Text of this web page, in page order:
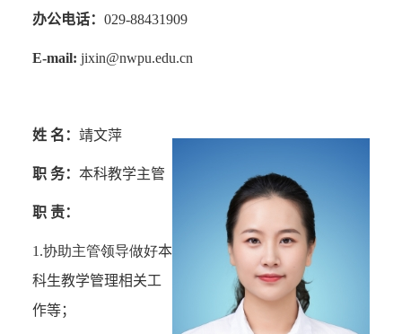
办公电话： 029-88431909
E-mail: jixin@nwpu.edu.cn
姓 名： 靖文萍
职 务： 本科教学主管
职 责：
1.协助主管领导做好本
科生教学管理相关工
作等；